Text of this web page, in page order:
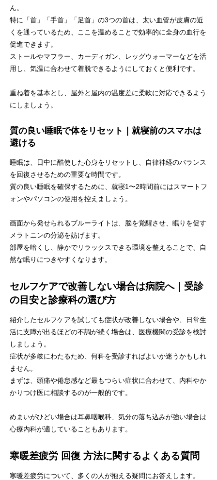
ん。
特に「首」「手首」「足首」の3つの首は、太い血管が皮膚の近
くを通っているため、ここを温めることで効率的に全身の血行を
促進できます。
ストールやマフラー、カーディガン、レッグウォーマーなどを活
用し、気温に合わせて着脱できるようにしておくと便利です。
重ね着を基本とし、屋外と屋内の温度差に柔軟に対応できるよう
にしましょう。
質の良い睡眠で体をリセット｜就寝前のスマホは
避ける
睡眠は、日中に酷使した心身をリセットし、自律神経のバランス
を回復させるための重要な時間です。
質の良い睡眠を確保するために、就寝1〜2時間前にはスマートフ
ォンやパソコンの使用を控えましょう。
画面から発せられるブルーライトは、脳を覚醒させ、眠りを促す
メラトニンの分泌を妨げます。
部屋を暗くし、静かでリラックスできる環境を整えることで、自
然な眠りにつきやすくなります。
セルフケアで改善しない場合は病院へ｜受診
の目安と診療科の選び方
紹介したセルフケアを試しても症状が改善しない場合や、日常生
活に支障が出るほどの不調が続く場合は、医療機関の受診を検討
しましょう。
症状が多岐にわたるため、何科を受診すればよいか迷うかもしれ
ません。
まずは、頭痛や倦怠感など最もつらい症状に合わせて、内科やか
かりつけ医に相談するのが一般的です。
めまいがひどい場合は耳鼻咽喉科、気分の落ち込みが強い場合は
心療内科が適していることもあります。
寒暖差疲労 回復 方法に関するよくある質問
寒暖差疲労について、多くの人が抱える疑問にお答えします。